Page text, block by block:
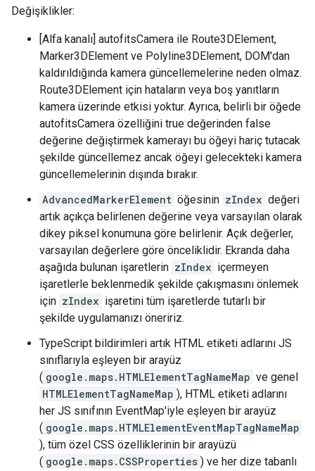
Değişiklikler:
[Alfa kanalı] autofitsCamera ile Route3DElement,
Marker3DElement ve Polyline3DElement, DOM'dan
kaldırıldığında kamera güncellemelerine neden olmaz.
Route3DElement için hataların veya boş yanıtların
kamera üzerinde etkisi yoktur. Ayrıca, belirli bir öğede
autofitsCamera özelliğini true değerinden false
değerine değiştirmek kamerayı bu öğeyi hariç tutacak
şekilde güncellemez ancak öğeyi gelecekteki kamera
güncellemelerinin dışında bırakır.
AdvancedMarkerElement öğesinin zIndex değeri
artık açıkça belirlenen değerine veya varsayılan olarak
dikey piksel konumuna göre belirlenir. Açık değerler,
varsayılan değerlere göre önceliklidir. Ekranda daha
aşağıda bulunan işaretlerin zIndex içermeyen
işaretlerle beklenmedik şekilde çakışmasını önlemek
için zIndex işaretini tüm işaretlerde tutarlı bir
şekilde uygulamanızı öneririz.
TypeScript bildirimleri artık HTML etiketi adlarını JS
sınıflarıyla eşleyen bir arayüz
( google.maps.HTMLElementTagNameMap ve genel
HTMLElementTagNameMap ), HTML etiketi adlarını
her JS sınıfının EventMap'iyle eşleyen bir arayüz
( google.maps.HTMLElementEventMapTagNameMap
), tüm özel CSS özelliklerinin bir arayüzü
( google.maps.CSSProperties ) ve her dize tabanlı